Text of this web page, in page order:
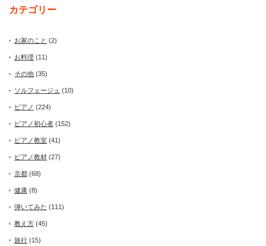
カテゴリー
お家のこと (2)
お料理 (11)
その他 (35)
ソルフェージュ (10)
ピアノ (224)
ピアノ初心者 (152)
ピアノ教室 (41)
ピアノ教材 (27)
京都 (68)
健康 (8)
弾いてみた (111)
教え方 (45)
旅行 (15)